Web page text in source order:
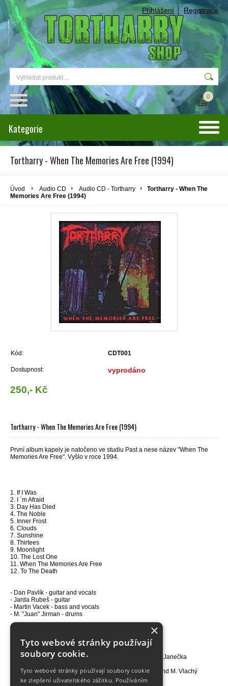
Přihlášení Registrace
0
Kategorie
Tortharry - When The Memories Are Free (1994)
Úvod Audio CD Audio CD - Tortharry
Tortharry - When The
Memories Are Free (1994)
Kód: CDT001
Dostupnost: vyprodáno
250,- Kč
Tortharry - When The Memories Are Free (1994)
První album kapely je natočeno ve studiu Past a nese název "When The
Memories Are Free". Vyšlo v roce 1994.
1. If I Was
2. I ´m Afraid
3. Day Has Died
4. The Noble
5. Inner Frost
6. Clouds
7. Sunshine
8. Thirtees
9. Moonlight
10. The Lost One
11. When The Memories Are Free
12. To The Death
- Dan Pavlík - guitar and vocals
- Jarda Rubeš - guitar
- Martin Vacek - bass and vocals
- M. "Juan" Jirman - drums
- CD produced by Dan Pavlík and Jarda Rubeš
- All songs by TORTHARRY
- Lyrics by Štefan Ležovič and song "To the Death" Aleš Janečka
- Engineered and mixed at "PAST" studio by P. Sonda and M. Vlachý
×
Tyto webové stránky používají
soubory cookie.
Tyto webové stránky používají soubory cookie
ke zlepšení uživatelského zážitku. Používáním